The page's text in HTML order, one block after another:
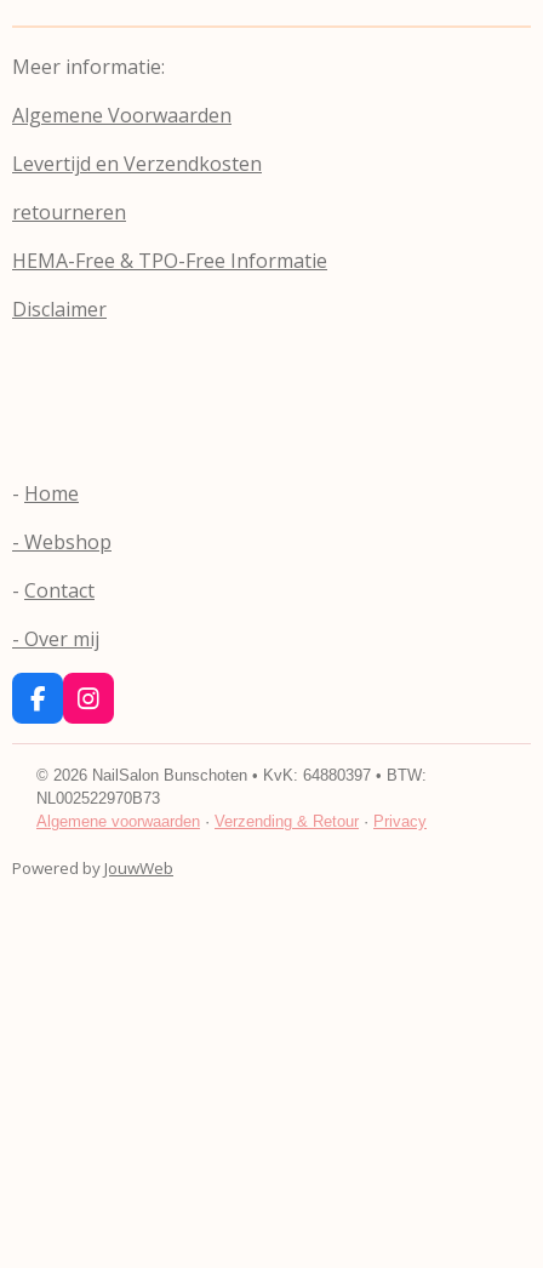
Meer informatie:
Algemene Voorwaarden
Levertijd en Verzendkosten
retourneren
HEMA-Free & TPO-Free Informatie
Disclaimer
- Home
- Webshop
- Contact
- Over mij
F
a
c
e
b
o
k
I
n
s
t
a
g
a
© 2026 NailSalon Bunschoten • KvK: 64880397 • BTW:
NL002522970B73
Algemene voorwaarden · Verzending & Retour · Privacy
Powered by JouwWeb